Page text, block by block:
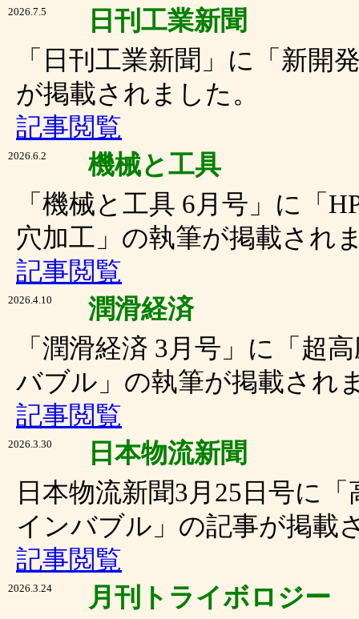
2026.7.5
日刊工業新聞
「日刊工業新聞」に「新開
が掲載されました。
記事閲覧
2026.6.2
機械と工具
「機械と工具 6月号」に「
穴加工」の執筆が掲載され
記事閲覧
2026.4.10
潤滑経済
「潤滑経済 3月号」に「超
バブル」の執筆が掲載され
記事閲覧
2026.3.30
日本物流新聞
日本物流新聞3月25日号に
インバブル」の記事が掲載
記事閲覧
2026.3.24
月刊トライボロジー